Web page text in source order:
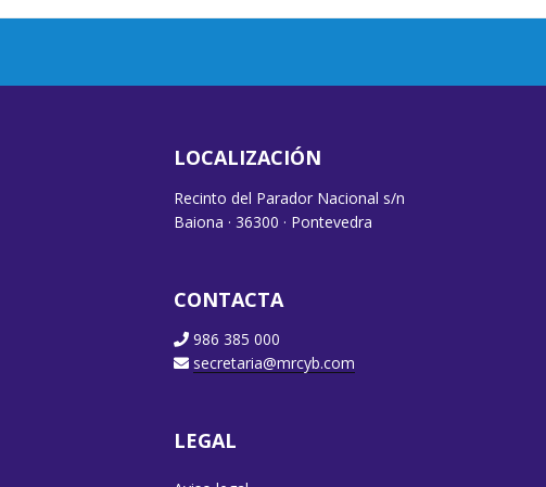
LOCALIZACIÓN
Recinto del Parador Nacional s/n
Baiona · 36300 · Pontevedra
CONTACTA
986 385 000
secretaria@mrcyb.com
LEGAL